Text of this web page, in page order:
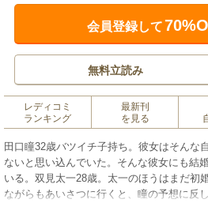
会員登録して
無料立読み
レディコミ
ランキング
最新刊
を見る
田口瞳32歳バツイチ子持ち。彼女はそんな
ないと思い込んでいた。そんな彼女にも結
いる。双見太一28歳。太一のほうはまだ初
ながらもあいさつに行くと、瞳の予想に反
てくれた。瞳の些細な不安は、義父の瞳に